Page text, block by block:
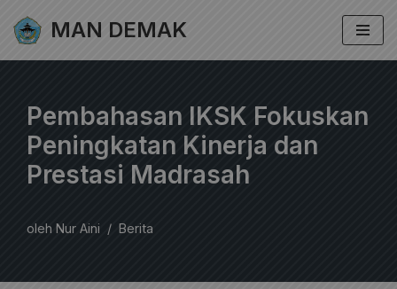
Lompat
MAN DEMAK
Pembahasan IKSK Fokuskan
Peningkatan Kinerja dan
Prestasi Madrasah
oleh Nur Aini Berita